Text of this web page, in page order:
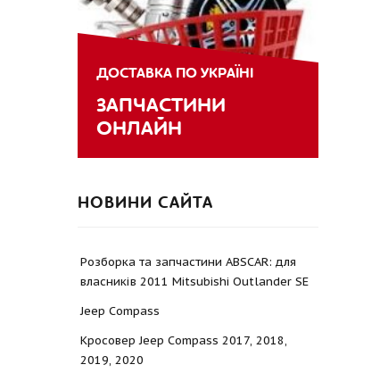
ДОСТАВКА ПО УКРАЇНІ
ЗАПЧАСТИНИ
ОНЛАЙН
НОВИНИ САЙТА
Розборка та запчастини ABSCAR: для
власників 2011 Mitsubishi Outlander SE
Jeep Compass
Кросовер Jeep Compass 2017, 2018,
2019, 2020